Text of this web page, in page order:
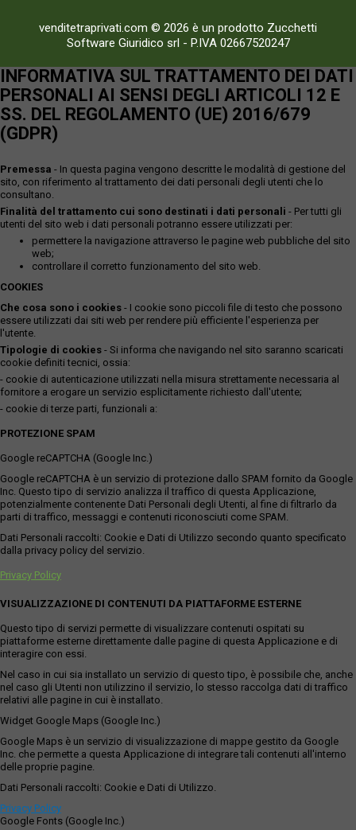
venditetraprivati.com © 2026 è un prodotto Zucchetti
Software Giuridico srl - P.IVA 02667520247
INFORMATIVA SUL TRATTAMENTO DEI DATI
PERSONALI AI SENSI DEGLI ARTICOLI 12 E
SS. DEL REGOLAMENTO (UE) 2016/679
(GDPR)
Premessa - In questa pagina vengono descritte le modalità di gestione del
sito, con riferimento al trattamento dei dati personali degli utenti che lo
consultano.
Finalità del trattamento cui sono destinati i dati personali - Per tutti gli
utenti del sito web i dati personali potranno essere utilizzati per:
permettere la navigazione attraverso le pagine web pubbliche del sito
web;
controllare il corretto funzionamento del sito web.
COOKIES
Che cosa sono i cookies - I cookie sono piccoli file di testo che possono
essere utilizzati dai siti web per rendere più efficiente l'esperienza per
l'utente.
Tipologie di cookies - Si informa che navigando nel sito saranno scaricati
cookie definiti tecnici, ossia:
- cookie di autenticazione utilizzati nella misura strettamente necessaria al
fornitore a erogare un servizio esplicitamente richiesto dall'utente;
- cookie di terze parti, funzionali a:
PROTEZIONE SPAM
Google reCAPTCHA (Google Inc.)
Google reCAPTCHA è un servizio di protezione dallo SPAM fornito da Google
Inc. Questo tipo di servizio analizza il traffico di questa Applicazione,
potenzialmente contenente Dati Personali degli Utenti, al fine di filtrarlo da
parti di traffico, messaggi e contenuti riconosciuti come SPAM.
Dati Personali raccolti: Cookie e Dati di Utilizzo secondo quanto specificato
dalla privacy policy del servizio.
Privacy Policy
VISUALIZZAZIONE DI CONTENUTI DA PIATTAFORME ESTERNE
Questo tipo di servizi permette di visualizzare contenuti ospitati su
piattaforme esterne direttamente dalle pagine di questa Applicazione e di
interagire con essi.
Nel caso in cui sia installato un servizio di questo tipo, è possibile che, anche
nel caso gli Utenti non utilizzino il servizio, lo stesso raccolga dati di traffico
relativi alle pagine in cui è installato.
Widget Google Maps (Google Inc.)
Google Maps è un servizio di visualizzazione di mappe gestito da Google
Inc. che permette a questa Applicazione di integrare tali contenuti all'interno
delle proprie pagine.
Dati Personali raccolti: Cookie e Dati di Utilizzo.
Privacy Policy
Google Fonts (Google Inc.)